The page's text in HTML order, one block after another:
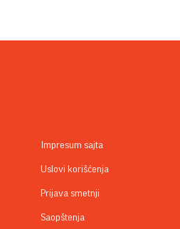
Impresum sajta
Uslovi korišćenja
Prijava smetnji
Saopštenja